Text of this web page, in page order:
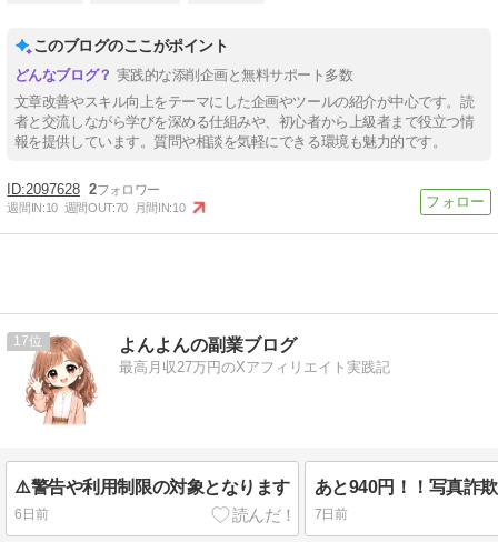
このブログのここがポイント
実践的な添削企画と無料サポート多数
文章改善やスキル向上をテーマにした企画やツールの紹介が中心です。読
者と交流しながら学びを深める仕組みや、初心者から上級者まで役立つ情
報を提供しています。質問や相談を気軽にできる環境も魅力的です。
2097628 2
週間IN:10 週間OUT:70 月間IN:10
17 よんよんの副業ブログ
最高月収27万円のXアフィリエイト実践記
⚠️警告や利用制限の対象となります
6日前
あと940円！！写真詐
7日前